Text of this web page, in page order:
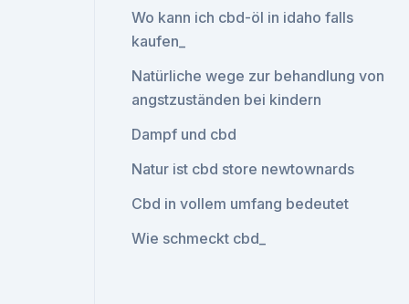
Wo kann ich cbd-öl in idaho falls
kaufen_
Natürliche wege zur behandlung von
angstzuständen bei kindern
Dampf und cbd
Natur ist cbd store newtownards
Cbd in vollem umfang bedeutet
Wie schmeckt cbd_